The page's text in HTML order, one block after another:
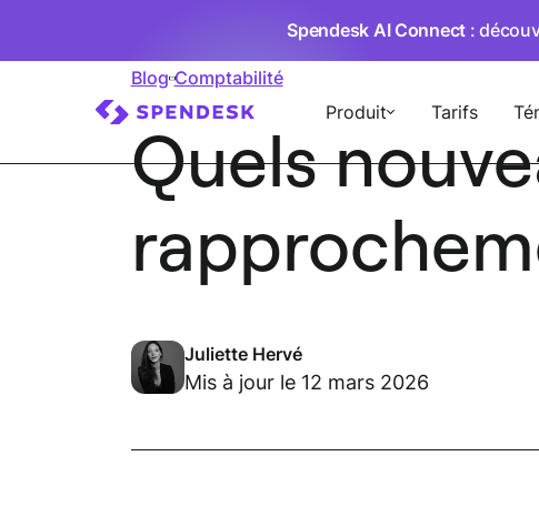
Spendesk AI Connect :
Produit Tarifs
Blog Comptabilité
Quels
Juliette Hervé
Mis à jour le 12 mars 2026